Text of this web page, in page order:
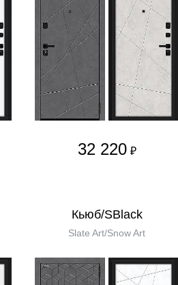
32 220 ₽
Кьюб/SBlack
Slate Art/Snow Art